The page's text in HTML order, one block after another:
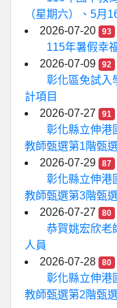
（星期六）、5月
2026-07-20
93
115年暑假幸
2026-07-09
92
彰化區免試入
計項目
2026-07-27
91
彰化縣立伸港
教師甄選第1階甄
2026-07-29
87
彰化縣立伸港
教師甄選第3階甄
2026-07-27
80
恭賀姚宏欣老
人員
2026-07-28
80
彰化縣立伸港
教師甄選第2階甄